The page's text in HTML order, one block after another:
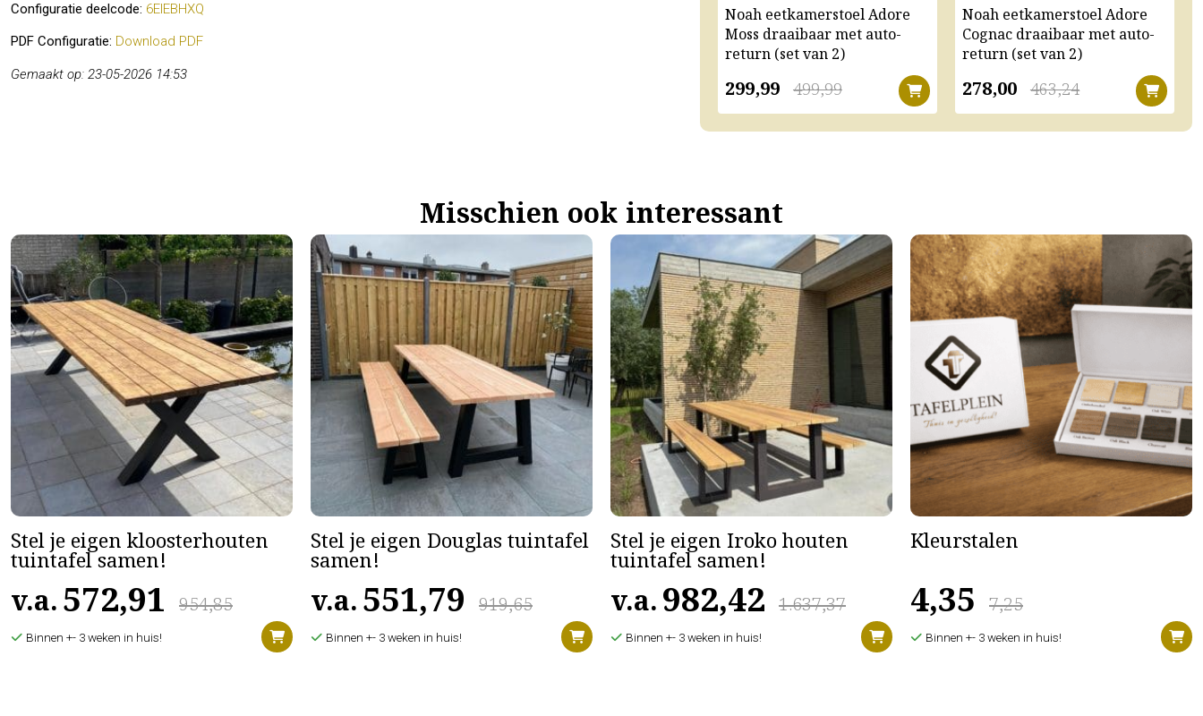
Configuratie deelcode: 6EIEBHXQ
PDF Configuratie: Download PDF
Gemaakt op: 23-05-2026 14:53
Noah eetkamerstoel Adore
Moss draaibaar met auto-
return (set van 2)
499,99
299,99
Noah eetkamerstoel Adore
Cognac draaibaar met auto-
return (set van 2)
463,24
278,00
Misschien ook interessant
Stel je eigen kloosterhouten
tuintafel samen!
v.a. 954,85
572,91
Binnen +- 3 weken in huis!
Stel je eigen Douglas tuintafel
samen!
v.a. 919,65
551,79
Binnen +- 3 weken in huis!
Stel je eigen Iroko houten
tuintafel samen!
v.a. 1.637,37
982,42
Binnen +- 3 weken in huis!
Kleurstalen
7,25
4,35
Binnen +- 3 weken in huis!